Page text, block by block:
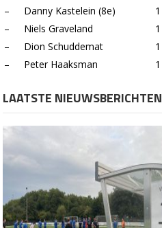
–
Danny Kastelein (8e) 1
–
Niels Graveland 1
–
Dion Schuddemat 1
–
Peter Haaksman 1
LAATSTE NIEUWSBERICHTEN